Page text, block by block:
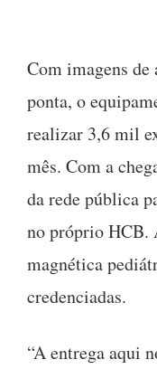
Com imagens
ponta, o
realizar 3,6 mil
mês. Com a
da rede pública
no próprio HCB.
magnética
credenciadas.
“A entrega aqui